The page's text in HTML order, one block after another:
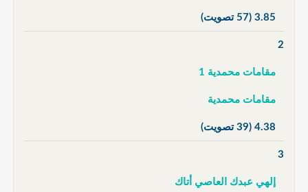
3.85 (57 تصويت)
2
مقامات محمدية 1
مقامات محمدية
4.38 (39 تصويت)
3
إلهي عبدك العاصي أتاك